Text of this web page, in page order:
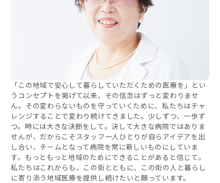
「この地域で安心して暮らしていただくための医療を」とい
うコンセプトを掲げて以来、その信念はずっと変わりませ
ん。その変わらないものを守っていくために、私たちはチャ
レンジすることで変わり続けてきました。少しずつ、一歩ず
つ。時には大きな決断をして。決して大きな病院ではありま
せんが、だからこそスタッフ一人ひとりが自らアイデアを出
し合い、チームとなって病院を常に新しいものにしていま
す。もっともっと地域のためにできることがあると信じて。
私たちはこれからも、この街とともに、この街の人と暮らし
に寄り添う地域医療を提供し続けたいと願っています。